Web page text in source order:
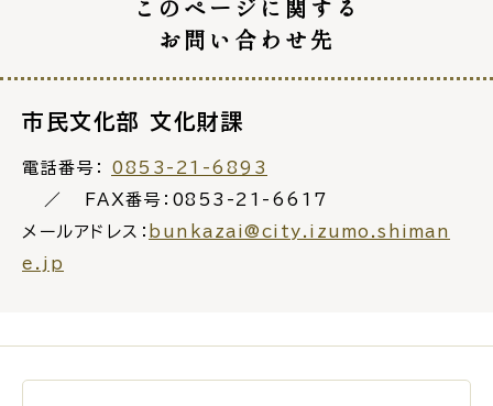
このページに関する
お問い合わせ先
市民文化部 文化財課
電話番号： 0853-21-6893
FAX番号：0853-21-6617
メールアドレス： bunkazai@city.izumo.shiman
e.jp